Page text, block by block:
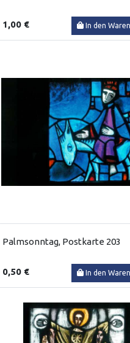
1,00 € In den
Palmsonntag, Postkarte 203
0,50 € In den